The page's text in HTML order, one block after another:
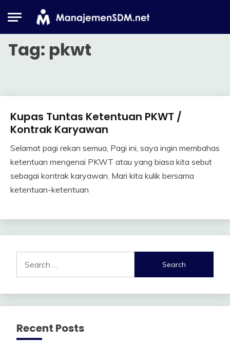
Tag: pkwt
Industrial
Relation
Kupas Tuntas Ketentuan PKWT /
Kontrak Karyawan
20
2019
Himawan
Selamat pagi rekan semua, Pagi ini, saya ingin membahas
ketentuan mengenai PKWT atau yang biasa kita sebut
sebagai kontrak karyawan. Mari kita kulik bersama
ketentuan-ketentuan
for:
Recent Posts